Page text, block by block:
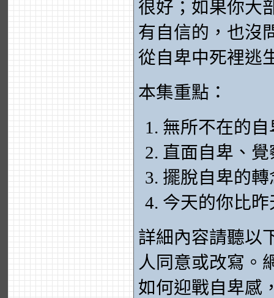
很好；如果你大
有自信的，也沒
從自卑中死裡逃
本集重點：
無所不在的自
直面自卑、
擺脫自卑的轉
今天的你比
詳細內容請聽以
人同意或改寫。
如何迎戰自卑感